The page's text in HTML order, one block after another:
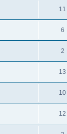
11
6
2
13
10
12